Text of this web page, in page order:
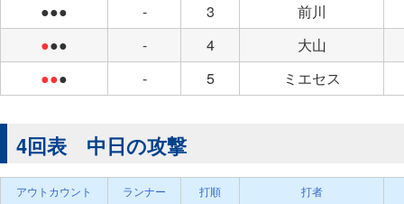
●●● - 3
前川
●●● - 4
大山
●●● - 5 ミエセス
4回表 中日の攻撃
アウトカウント ランナー 打順 打者